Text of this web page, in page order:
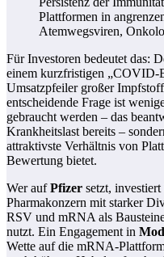
Plattformen in
Atemwegsviren,
Für Investoren bedeutet das:
einem kurzfristigen
Umsatzpfeiler großer
entscheidende Frage ist
gebraucht werden – das
Krankheitslast bereits –
attraktivste Verhältnis von
Bewertung bietet.
Wer aufPfizer setzt,
Pharmakonzern mit starker
RSV und mRNA als
nutzt. Ein Engagement in
Wette auf die mRNA-